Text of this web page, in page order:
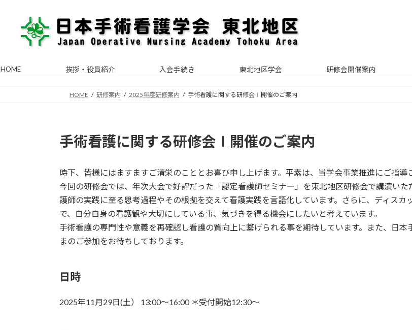
へ
ョ
HOME 挨拶・役員紹介 入会手続き 東北地区学会 研修会開催案内
HOME 研修案内 2025年度研修案内 手術看護に関する研修会Ⅰ開催のご案内
手術看護に関する研修会Ⅰ開催のご案内
時下、皆様にはますますご清栄のこととお喜び申し上げます。平素は、当学会事業推進にご指導
今回の研修会では、年次大会で好評だった「認定看護師セミナー」を東北地区研修会で講演い
護師の実践に至る思考過程やその根拠を交えて看護実践を言語化しています。さらに、ディス
で、自分自身の看護観や大切にしている事、気づきを得る機会にしたいと考えています。
手術看護の専門性や意義を再確認し看護の質向上に繋げられる事を期待しています。また、日
まのご参加をお待ちしております。
日時
2025年11月29日(土） 13:00～16:00 ＊受付開始12:30～